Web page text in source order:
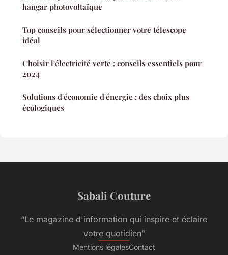
hangar photovoltaïque
Top conseils pour sélectionner votre télescope
idéal
Choisir l'électricité verte : conseils essentiels pour
2024
Solutions d'économie d'énergie : des choix plus
écologiques
Sabali Couture
“Le magazine d'information qui inspire et éclaire
votre quotidien”
Mentions légalesContact